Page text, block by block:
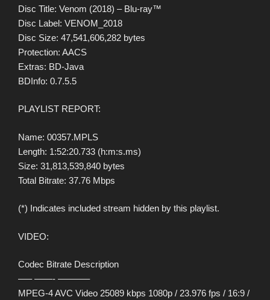
Disc Title: Venom (2018) – Blu-ray™
Disc Label: VENOM_2018
Disc Size: 47,541,606,282 bytes
Protection: AACS
Extras: BD-Java
BDInfo: 0.7.5.5
PLAYLIST REPORT:
Name: 00357.MPLS
Length: 1:52:20.733 (h:m:s.ms)
Size: 31,813,539,840 bytes
Total Bitrate: 37.76 Mbps
(*) Indicates included stream hidden by this playlist.
VIDEO:
Codec Bitrate Description
—– ——- ———–
MPEG-4 AVC Video 25089 kbps 1080p / 23.976 fps / 16:9 /